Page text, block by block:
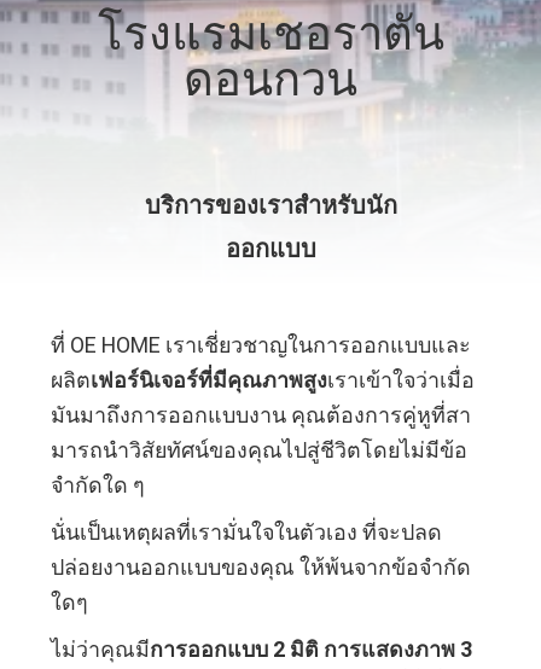
เกี่ยว
กับ
โรงงาน
ติดต่อ
ข่าว
โรงแรมเชอราตัน
ดอนกวน
บริการของเราสําหรับนัก
ออกแบบ
ที่ OE HOME เราเชี่ยวชาญในการออกแบบและ
ผลิตเฟอร์นิเจอร์ที่มีคุณภาพสูงเราเข้าใจว่าเมื่อ
มันมาถึงการออกแบบงาน คุณต้องการคู่หูที่สา
มารถนําวิสัยทัศน์ของคุณไปสู่ชีวิตโดยไม่มีข้อ
จํากัดใด ๆ
นั่นเป็นเหตุผลที่เรามั่นใจในตัวเอง ที่จะปลด
ปล่อยงานออกแบบของคุณ ให้พ้นจากข้อจํากัด
ใดๆ
ไม่ว่าคุณมีการออกแบบ 2 มิติ การแสดงภาพ 3